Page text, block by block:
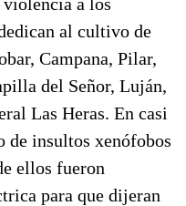
al cultivo de
Campana, Pilar,
del Señor, Luján,
Las Heras. En casi
de insultos xenófobos
ellos fueron
para que dijeran